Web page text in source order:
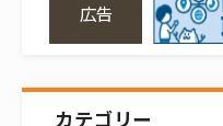
広告
カテゴリー